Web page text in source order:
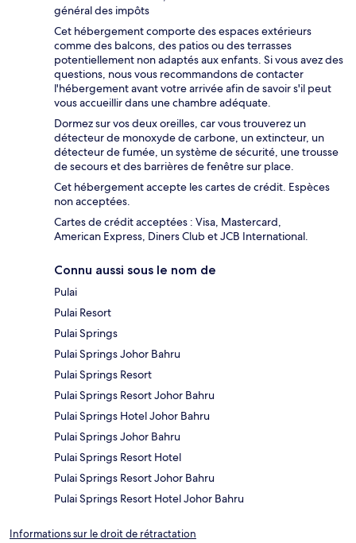
général des impôts
Cet hébergement comporte des espaces extérieurs
comme des balcons, des patios ou des terrasses
potentiellement non adaptés aux enfants. Si vous avez des
questions, nous vous recommandons de contacter
l'hébergement avant votre arrivée afin de savoir s'il peut
vous accueillir dans une chambre adéquate.
Dormez sur vos deux oreilles, car vous trouverez un
détecteur de monoxyde de carbone, un extincteur, un
détecteur de fumée, un système de sécurité, une trousse
de secours et des barrières de fenêtre sur place.
Cet hébergement accepte les cartes de crédit. Espèces
non acceptées.
Cartes de crédit acceptées : Visa, Mastercard,
American Express, Diners Club et JCB International.
Connu aussi sous le nom de
Pulai
Pulai Resort
Pulai Springs
Pulai Springs Johor Bahru
Pulai Springs Resort
Pulai Springs Resort Johor Bahru
Pulai Springs Hotel Johor Bahru
Pulai Springs Johor Bahru
Pulai Springs Resort Hotel
Pulai Springs Resort Johor Bahru
Pulai Springs Resort Hotel Johor Bahru
Informations sur le droit de rétractation